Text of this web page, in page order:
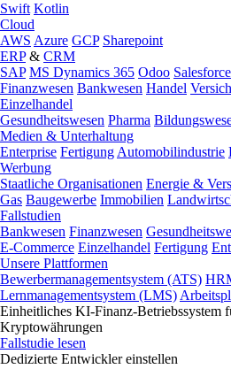
Swift Kotlin
Cloud
AWS Azure GCP Sharepoint
ERP& CRM
SAP MS Dynamics 365 Odoo Salesforce
Finanzwesen Bankwesen Handel
Einzelhandel
Gesundheitswesen Pharma
Medien & Unterhaltung
Enterprise Fertigung Automobilindustrie
Werbung
Staatliche Organisationen Energie &
Gas Baugewerbe Immobilien
Fallstudien
Bankwesen Finanzwesen
E-Commerce Einzelhandel Fertigung
Unsere Plattformen
Bewerbermanagementsystem (ATS)
Lernmanagementsystem (LMS)
Einheitliches KI-Finanz-Betriebssystem
Kryptowährungen
Fallstudie lesen
Dedizierte Entwickler einstellen